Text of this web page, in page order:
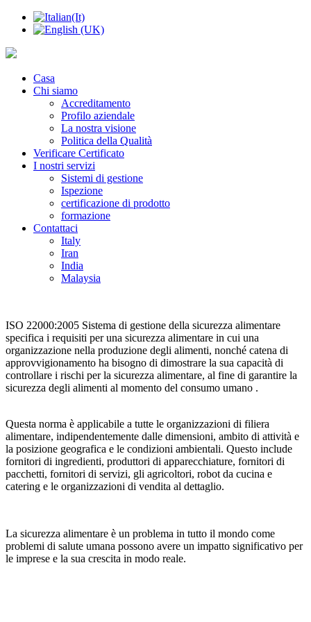
Casa
Chi siamo
Accreditamento
Profilo aziendale
La nostra visione
Politica della Qualità
Verificare Certificato
I nostri servizi
Sistemi di gestione
Ispezione
certificazione di prodotto
formazione
Contattaci
Italy
Iran
India
Malaysia
ISO 22000:2005 Sistema di gestione della sicurezza alimentare
specifica i requisiti per una sicurezza alimentare in cui una
organizzazione nella produzione degli alimenti, nonché catena di
approvvigionamento ha bisogno di dimostrare la sua capacità di
controllare i rischi per la sicurezza alimentare, al fine di garantire la
sicurezza degli alimenti al momento del consumo umano .
Questa norma è applicabile a tutte le organizzazioni di filiera
alimentare, indipendentemente dalle dimensioni, ambito di attività e
la posizione geografica e le condizioni ambientali. Questo include
fornitori di ingredienti, produttori di apparecchiature, fornitori di
pacchetti, fornitori di servizi, gli agricoltori, robot da cucina e
catering e le organizzazioni di vendita al dettaglio.
La sicurezza alimentare è un problema in tutto il mondo come
problemi di salute umana possono avere un impatto significativo per
le imprese e la sua crescita in modo reale.